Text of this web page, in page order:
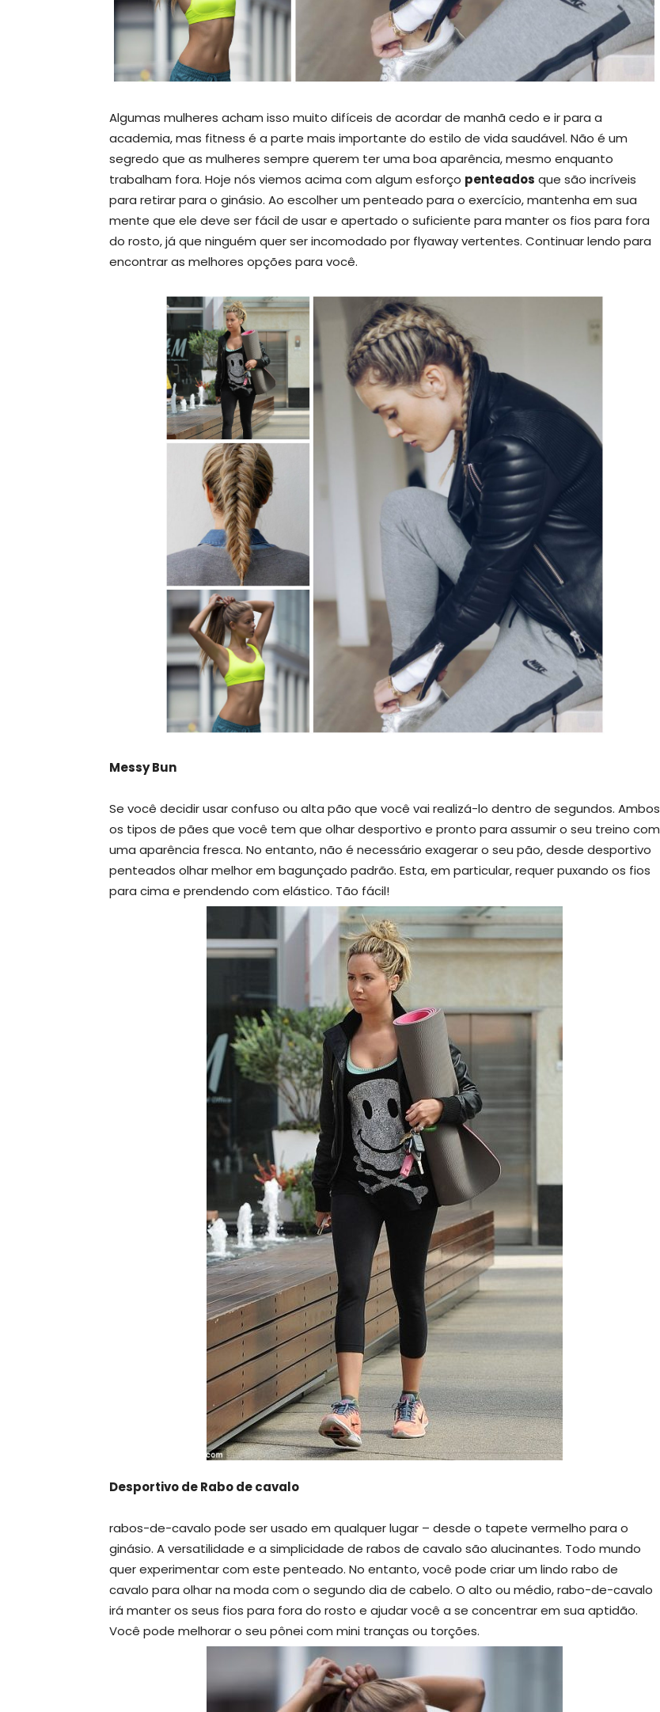
Algumas mulheres acham isso muito difíceis de acordar de manhã cedo e ir para a
academia, mas fitness é a parte mais importante do estilo de vida saudável. Não é um
segredo que as mulheres sempre querem ter uma boa aparência, mesmo enquanto
trabalham fora. Hoje nós viemos acima com algum esforço penteados que são incríveis
para retirar para o ginásio. Ao escolher um penteado para o exercício, mantenha em sua
mente que ele deve ser fácil de usar e apertado o suficiente para manter os fios para fora
do rosto, já que ninguém quer ser incomodado por flyaway vertentes. Continuar lendo para
encontrar as melhores opções para você.
Messy Bun
Se você decidir usar confuso ou alta pão que você vai realizá-lo dentro de segundos. Ambos
os tipos de pães que você tem que olhar desportivo e pronto para assumir o seu treino com
uma aparência fresca. No entanto, não é necessário exagerar o seu pão, desde desportivo
penteados olhar melhor em bagunçado padrão. Esta, em particular, requer puxando os fios
para cima e prendendo com elástico. Tão fácil!
Desportivo de Rabo de cavalo
rabos-de-cavalo pode ser usado em qualquer lugar – desde o tapete vermelho para o
ginásio. A versatilidade e a simplicidade de rabos de cavalo são alucinantes. Todo mundo
quer experimentar com este penteado. No entanto, você pode criar um lindo rabo de
cavalo para olhar na moda com o segundo dia de cabelo. O alto ou médio, rabo-de-cavalo
irá manter os seus fios para fora do rosto e ajudar você a se concentrar em sua aptidão.
Você pode melhorar o seu pônei com mini tranças ou torções.